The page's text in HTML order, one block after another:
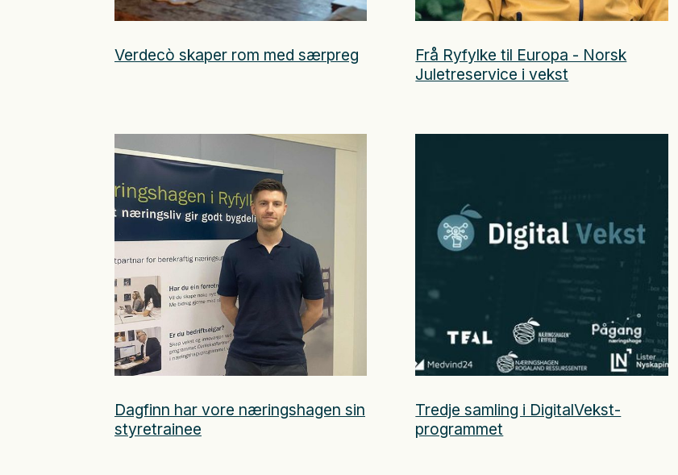
Verdecò skaper rom med særpreg
Frå Ryfylke til Europa - Norsk
Juletreservice i vekst
Dagfinn har vore næringshagen sin
styretrainee
Tredje samling i DigitalVekst-
programmet